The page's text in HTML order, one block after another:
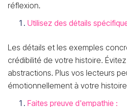
réflexion.
Utilisez des détails
Les détails et les exemples
crédibilité de votre histoire.
abstractions. Plus vos lecteurs
émotionnellement à votre
Faites preuve d'empathie :